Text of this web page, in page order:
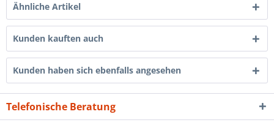
Ähnliche Artikel
Kunden kauften auch
Kunden haben sich ebenfalls angesehen
Telefonische Beratung